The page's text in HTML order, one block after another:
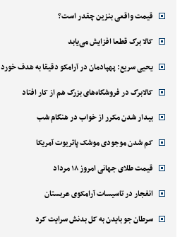
قیمت واقعی بنزین چقدر است؟
کالا برگ قطعا افزایش می‌یابد
یحیی سریع: پهپادمان در آرامکو دقیقا به هدف خورد
کالابرگ در فروشگاه‌های بزرگ هم از کار افتاد
بیدار شدن مکرر از خواب در هنگام شب
کم شدن موجودی موشک پاتریوت آمریکا
قیمت طلای جهانی امروز ۱۸ مرداد
انفجار در تاسیسات آرامکوی عربستان
سرطان جو بایدن به کل بدنش سرایت کرد